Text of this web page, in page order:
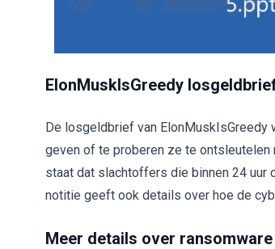
ElonMuskIsGreedy
De losgeldbrief van
geven of te proberen ze te
staat dat slachtoffers die binnen 24 uur
notitie geeft ook details over hoe de
Meer details over ransomware